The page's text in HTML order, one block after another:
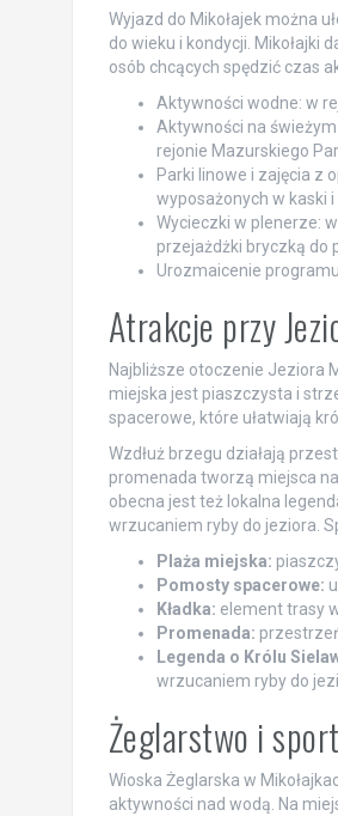
Wyjazd do Mikołajek można
do wieku i kondycji. Mikołajki
osób chcących spędzić czas
Aktywności wodne: w
Aktywności na
rejonie Mazurskiego
Parki linowe i zajęcia z
wyposażonych w kaski
Wycieczki w plenerze:
przejażdżki bryczką do
Urozmaicenie
Atrakcje przy
Najbliższe otoczenie Jeziora
miejska jest piaszczysta i
spacerowe, które ułatwiają
Wzdłuż brzegu działają
promenada tworzą miejsca
obecna jest też lokalna
wrzucaniem ryby do jeziora.
Plaża miejska:
Pomosty spacerowe:
Kładka: element trasy
Promenada:
Legenda o Królu
wrzucaniem ryby do
Żeglarstwo i
Wioska Żeglarska w
aktywności nad wodą. Na